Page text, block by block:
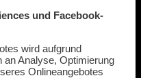
und Facebook-
wird aufgrund
an Analyse, Optimierung
Onlineangebotes